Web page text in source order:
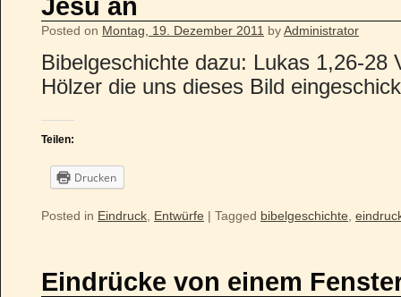
Jesu an
Posted on Montag, 19. Dezember 2011 byAdministrator
Bibelgeschichte dazu: Lukas 1,26-28
Hölzer die uns dieses Bild
Teilen:
Drucken
Posted in Eindruck Entwürfe | Tagged bibelgeschichte
Eindrücke von einem